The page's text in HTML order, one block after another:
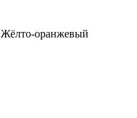
Жёлто-оранжевый